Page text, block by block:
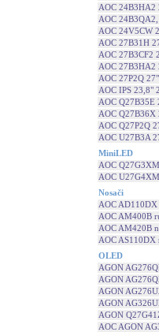
AOC
AOC
AOC 24V5CW
AOC 27B31H
AOC 27B3CF2
AOC
AOC 27P2Q
AOC IPS 23,8"
AOC Q27B35E
AOC Q27B36X
AOC Q27P2Q
AOC U27B3A
MiniLED
AOC
AOC
Nosači
AOC AD110DX
AOC AM400B
AOC AM420B
AOC AS110DX
OLED
AGON
AGON
AGON
AGON
AGON
AOC AGON